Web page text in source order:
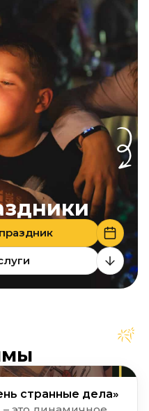
странные дела»